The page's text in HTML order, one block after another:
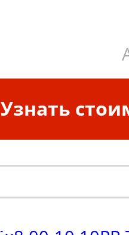
Узнать